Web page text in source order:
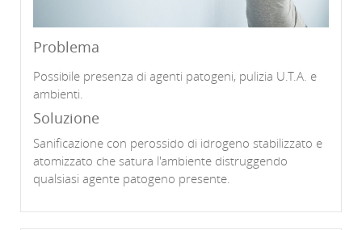
Problema
Possibile presenza di agenti patogeni, pulizia U.T.A. e
ambienti.
Soluzione
Sanificazione con perossido di idrogeno stabilizzato e
atomizzato che satura l'ambiente distruggendo
qualsiasi agente patogeno presente.